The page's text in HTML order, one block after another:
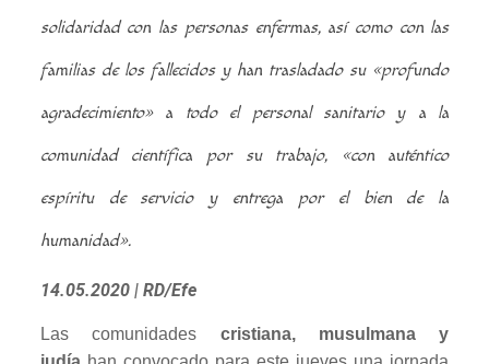
solidaridad con las personas enfermas, así como con las
familias de los fallecidos y han trasladado su «profundo
agradecimiento» a todo el personal sanitario y a la
comunidad científica por su trabajo, «con auténtico
espíritu de servicio y entrega por el bien de la
humanidad».
14.05.2020| RD/Efe
Las comunidades cristiana, musulmana y